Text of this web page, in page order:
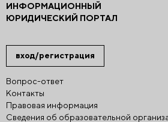
вход/регистрация
Вопрос-ответ
Контакты
Правовая информация
Сведения об образовательной
ИНФОРМАЦИОННЫЙ
ЮРИДИЧЕСКИЙ ПОРТАЛ